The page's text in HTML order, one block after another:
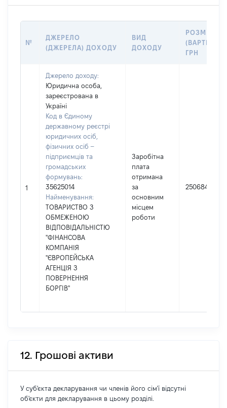
№
ДЖЕРЕЛО
(ДЖЕРЕЛА) ДОХОДУ
ВИД
ДОХОДУ
РОЗМІР
(ВАРТІСТЬ),
ГРН
1
Джерело доходу:
Юридична особа,
зареєстрована в
Україні
Код в Єдиному
державному реєстрі
юридичних осіб,
фізичних осіб –
підприємців та
громадських
формувань:
35625014
Найменування:
ТОВАРИСТВО З
ОБМЕЖЕНОЮ
ВІДПОВІДАЛЬНІСТЮ
"ФІНАНСОВА
КОМПАНІЯ
"ЄВРОПЕЙСЬКА
АГЕНЦІЯ З
ПОВЕРНЕННЯ
БОРГІВ"
Заробітна
плата
отримана
за
основним
місцем
роботи
250684
12. Грошові активи
У суб'єкта декларування чи членів його сім'ї відсутні
об'єкти для декларування в цьому розділі.